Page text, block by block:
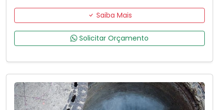
Saiba Mais
Solicitar Orçamento